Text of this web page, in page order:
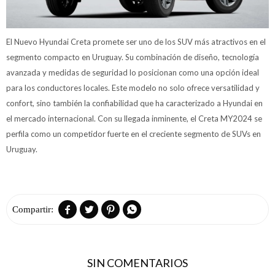
El Nuevo Hyundai Creta promete ser uno de los SUV más atractivos en el
segmento compacto en Uruguay. Su combinación de diseño, tecnología
avanzada y medidas de seguridad lo posicionan como una opción ideal
para los conductores locales. Este modelo no solo ofrece versatilidad y
confort, sino también la confiabilidad que ha caracterizado a Hyundai en
el mercado internacional. Con su llegada inminente, el Creta MY2024 se
perfila como un competidor fuerte en el creciente segmento de SUVs en
Uruguay.
   
SIN COMENTARIOS